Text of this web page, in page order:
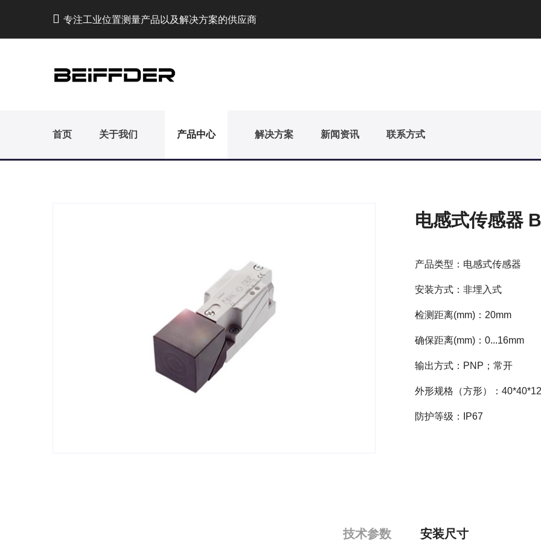
专注工业位置测量产品以及解决方案的供应商
首页 关于我们 产品中心 解决方案 新闻资讯 联系方式
电感式传感器
产品类型：电感式传感器
安装方式：非埋入式
检测距离(mm)：20mm
确保距离(mm)：0...16mm
输出方式：PNP；常开
外形规格（方形）：
防护等级：IP67
技术参数 安装尺寸